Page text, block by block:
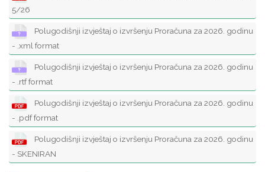
5/26
Polugodišnji izvještaj o izvršenju Proračuna za 2026. godinu
- .xml format
Polugodišnji izvještaj o izvršenju Proračuna za 2026. godinu
- .rtf format
Polugodišnji izvještaj o izvršenju Proračuna za 2026. godinu
- .pdf format
Polugodišnji izvještaj o izvršenju Proračuna za 2026. godinu
- SKENIRAN